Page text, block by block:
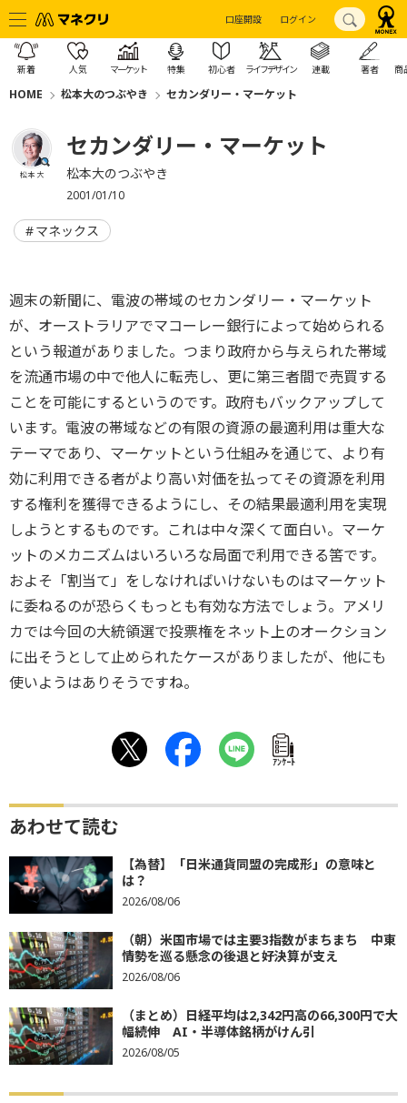
口座開設 ログイン
新着 人気 マーケット 特集 初心者 ライフデザイン 連載 著者 商
HOME 松本大のつぶやき セカンダリー・マーケット
松本 大
セカンダリー・マーケット
松本大のつぶやき
2001/01/10
マネックス
週末の新聞に、電波の帯域のセカンダリー・マーケット
が、オーストラリアでマコーレー銀行によって始められる
という報道がありました。つまり政府から与えられた帯域
を流通市場の中で他人に転売し、更に第三者間で売買する
ことを可能にするというのです。政府もバックアップして
います。電波の帯域などの有限の資源の最適利用は重大な
テーマであり、マーケットという仕組みを通じて、より有
効に利用できる者がより高い対価を払ってその資源を利用
する権利を獲得できるようにし、その結果最適利用を実現
しようとするものです。これは中々深くて面白い。マーケ
ットのメカニズムはいろいろな局面で利用できる筈です。
およそ「割当て」をしなければいけないものはマーケット
に委ねるのが恐らくもっとも有効な方法でしょう。アメリ
カでは今回の大統領選で投票権をネット上のオークション
に出そうとして止められたケースがありましたが、他にも
使いようはありそうですね。
ｱﾝｹｰﾄ
あわせて読む
【為替】「日米通貨同盟の完成形」の意味と
は？
2026/08/06
（朝）米国市場では主要3指数がまちまち 中東
情勢を巡る懸念の後退と好決算が支え
2026/08/06
（まとめ）日経平均は2,342円高の66,300円で大
幅続伸 AI・半導体銘柄がけん引
2026/08/05